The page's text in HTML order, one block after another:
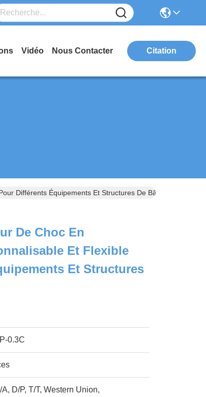
Vidéo Nous Contacter Citation
Différents Équipements Et Structures De Bâtiment
De Choc En
Et Flexible
Et Structures
0.3C
A, D/P, T/T, Western Union,